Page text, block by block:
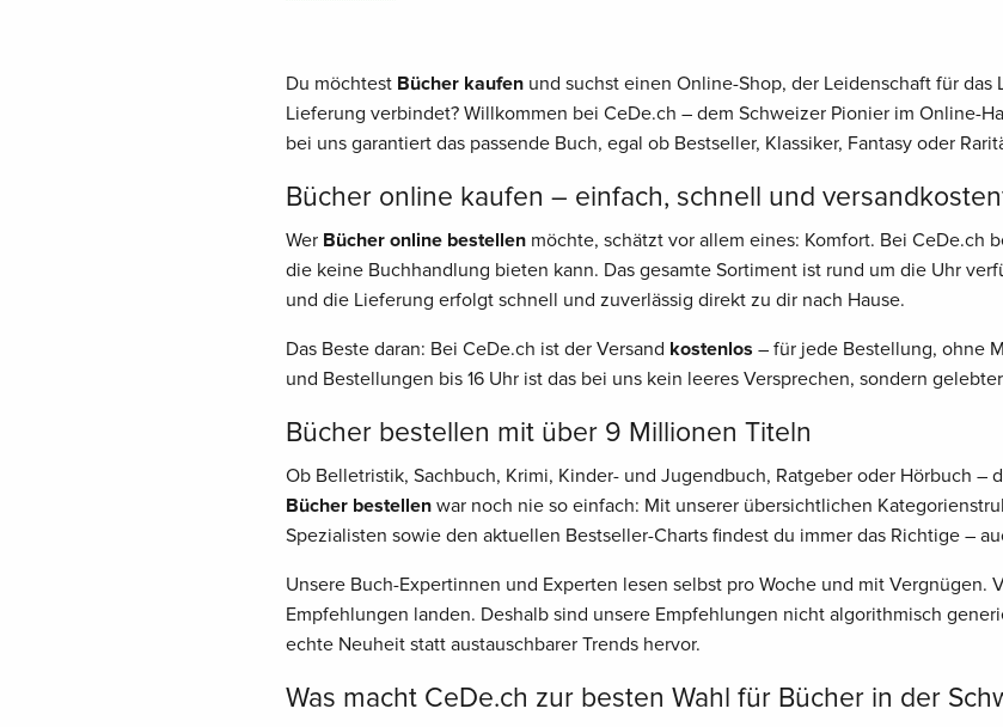
Du möchtest Bücher kaufenund suchst einen Online-Shop, der Leidenschaft für
Lieferung verbindet? Willkommen bei CeDe.ch – dem Schweizer Pionier im Online-
bei uns garantiert das passende Buch, egal ob Bestseller, Klassiker, Fantasy oder
Bücher online kaufen – einfach, schnell und
Wer Bücher online bestellenmöchte, schätzt vor allem eines: Komfort. Bei CeDe.ch
die keine Buchhandlung bieten kann. Das gesamte Sortiment ist rund um die Uhr
und die Lieferung erfolgt schnell und zuverlässig direkt zu dir nach Hause.
Das Beste daran: Bei CeDe.ch ist der Versand kostenlos – für jede Bestellung, ohne
und Bestellungen bis 16 Uhr ist das bei uns kein leeres Versprechen, sondern
Bücher bestellen mit über 9 Millionen Titeln
Ob Belletristik, Sachbuch, Krimi, Kinder- und Jugendbuch, Ratgeber oder Hörbuch –
Bücher bestellenwar noch nie so einfach: Mit unserer übersichtlichen
Spezialisten sowie den aktuellen Bestseller-Charts findest du immer das Richtige –
Unsere Buch-Expertinnen und Experten lesen selbst pro Woche und mit
Empfehlungen landen. Deshalb sind unsere Empfehlungen nicht algorithmisch
echte Neuheit statt austauschbarer Trends hervor.
Was macht CeDe.ch zur besten Wahl für Bücher in der